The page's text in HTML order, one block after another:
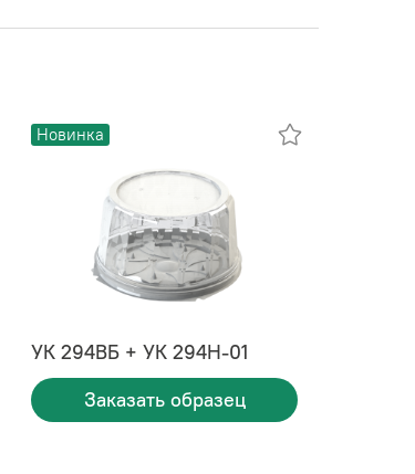
Новинка
УК 294ВБ + УК 294Н-01
Заказать образец